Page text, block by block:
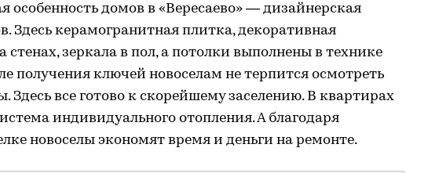
особенность домов в «Вересаево» — дизайнерская
Здесь керамогранитная плитка, декоративная
стенах, зеркала в пол, а потолки выполнены в технике
получения ключей новоселам не терпится осмотреть
Здесь все готово к скорейшему заселению. В квартирах
индивидуального отопления. А благодаря
новоселы экономят время и деньги на ремонте.